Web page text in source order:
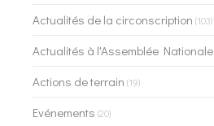
Actualités de la circonscription (103)
Actualités à l'Assemblée Nationale
Actions de terrain (19)
Evénements (20)